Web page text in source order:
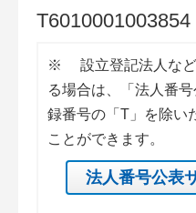
T6010001003854
※
設立登記法人な
る場合は、「法人番
録番号の「T」を除い
ことができます。
法人番号公表